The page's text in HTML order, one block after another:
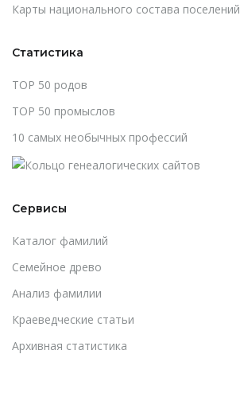
Карты национального состава поселений
Статистика
TOP 50 родов
TOP 50 промыслов
10 самых необычных профессий
Сервисы
Каталог фамилий
Cемейное древо
Анализ фамилии
Краеведческие статьи
Архивная статистика